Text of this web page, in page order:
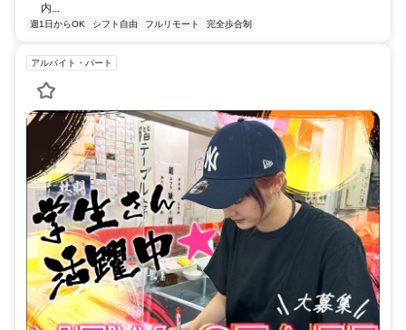
内...
週1日からOK シフト自由 フルリモート 完全歩合制
アルバイト・パート